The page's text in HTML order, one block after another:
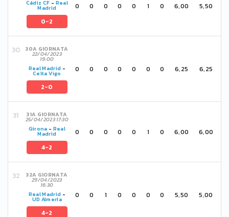
Cádiz CF - Real
Madrid
0-2
0 0 0 0 0 1 0 6,00 5,50
30A GIORNATA
22/04/2023
19:00
Real Madrid -
Celta Vigo
2-0
0 0 0 0 0 0 0 6,25 6,25
31A GIORNATA
25/04/2023 17:30
Girona - Real
Madrid
4-2
0 0 0 0 0 1 0 6,00 6,00
32A GIORNATA
29/04/2023
16:30
Real Madrid -
UD Almería
4-2
0 0 1 0 0 0 0 5,50 5,00